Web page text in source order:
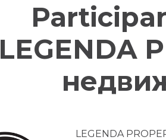
LEGENDA
LEGENDA